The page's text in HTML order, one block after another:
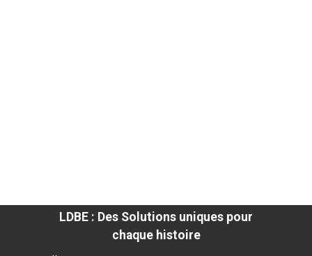
LDBE : Des Solutions uniques pour
chaque histoire